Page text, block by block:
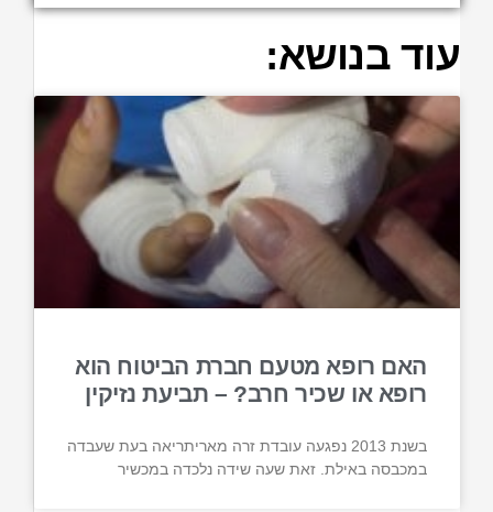
עוד בנושא:
האם רופא מטעם חברת הביטוח הוא
רופא או שכיר חרב? – תביעת נזיקין
בשנת 2013 נפגעה עובדת זרה מאריתריאה בעת שעבדה
במכבסה באילת. זאת שעה שידה נלכדה במכשיר